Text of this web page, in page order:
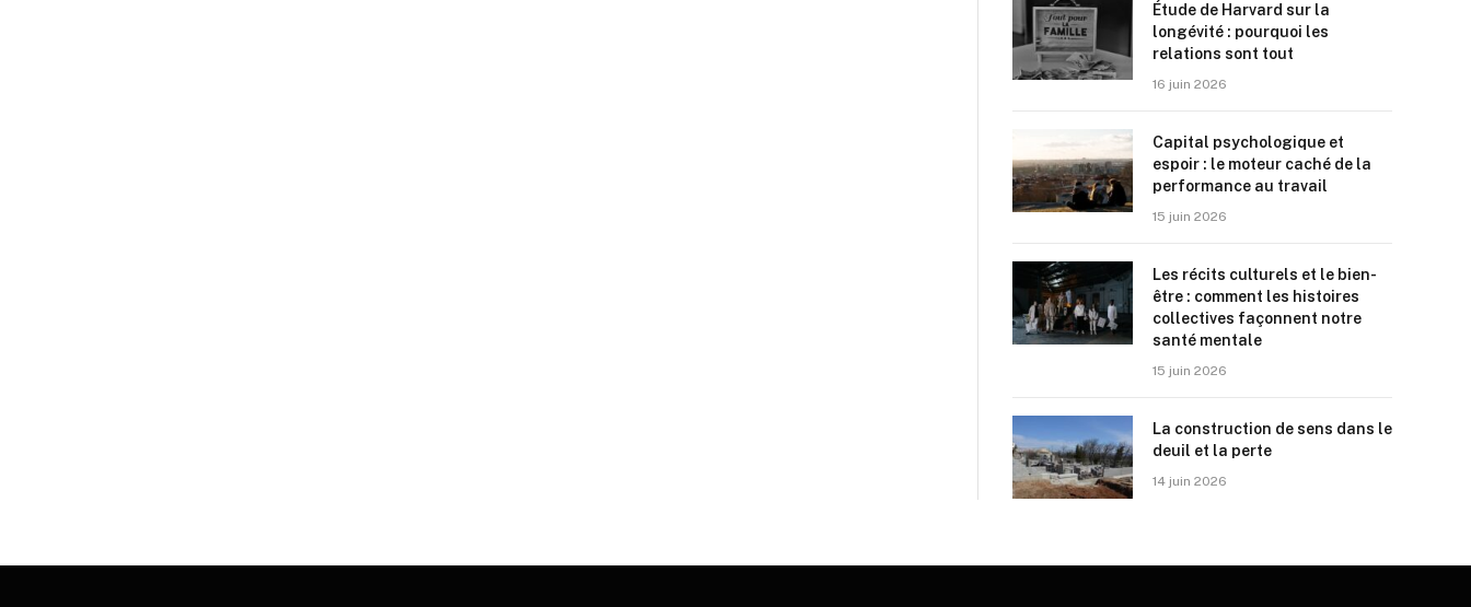
Étude de Harvard sur la
longévité : pourquoi les
relations sont tout
16 juin 2026
Capital psychologique et
espoir : le moteur caché de la
performance au travail
15 juin 2026
Les récits culturels et le bien-
être : comment les histoires
collectives façonnent notre
santé mentale
15 juin 2026
La construction de sens dans le
deuil et la perte
14 juin 2026